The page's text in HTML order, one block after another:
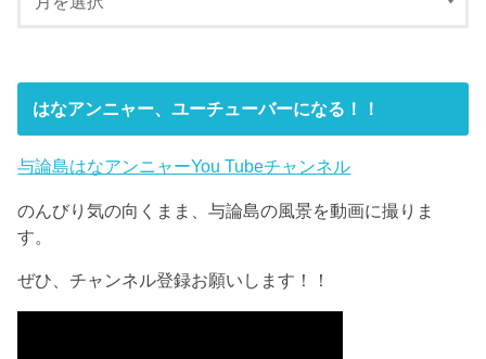
はなアンニャー、ユーチューバーになる！！
与論島はなアンニャーYou Tubeチャンネル
のんびり気の向くまま、与論島の風景を動画に撮りま
す。
ぜひ、チャンネル登録お願いします！！